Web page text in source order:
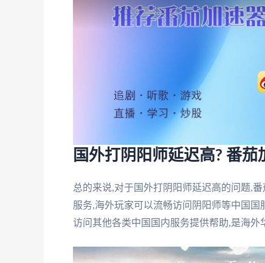
国外打阴阳师延迟高? 番
总的来说,对于国外打阴阳师延迟高的问题,
服务,海外玩家可以流畅访问阴阳师等中国
访问其他各类中国国内服务提供帮助,是海外